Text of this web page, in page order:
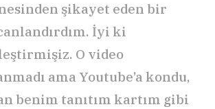
şikayet eden bir
İyi ki
O video
ama Youtube’a kondu,
benim tanıtım kartım gibi